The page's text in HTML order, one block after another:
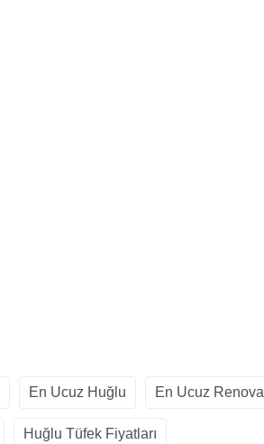
En Ucuz Huğlu En Ucuz Renova
Huğlu Tüfek Fiyatları